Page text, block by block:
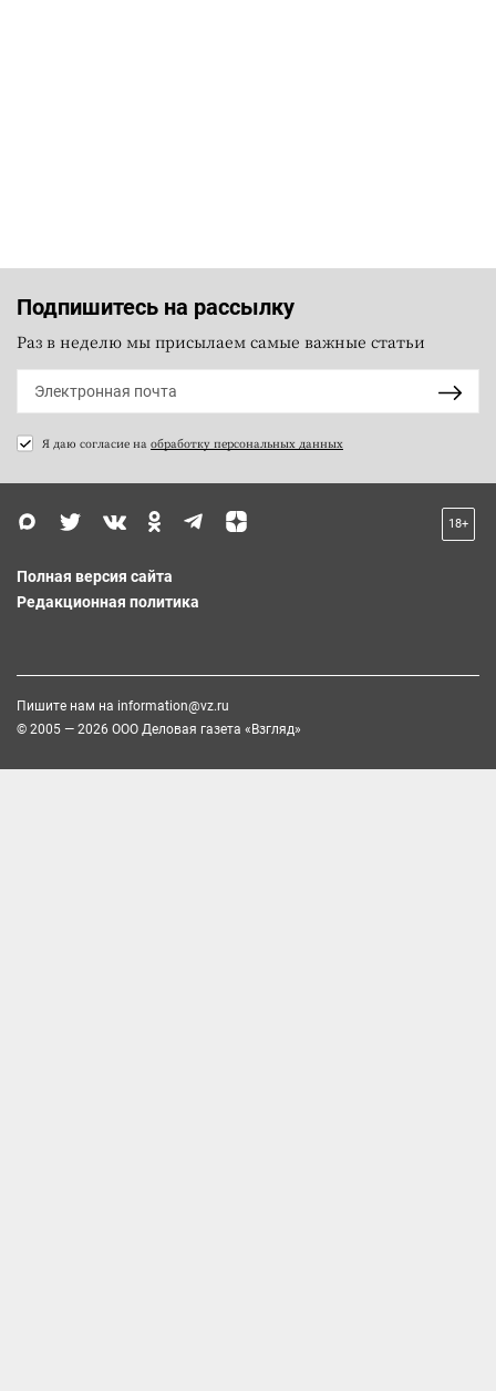
Подпишитесь на рассылку
Раз в неделю мы присылаем самые важные статьи
Я даю согласие на обработку персональных данных
18+
Полная версия сайта
Редакционная политика
Пишите нам на information@vz.ru
© 2005 — 2026 ООО Деловая газета «Взгляд»